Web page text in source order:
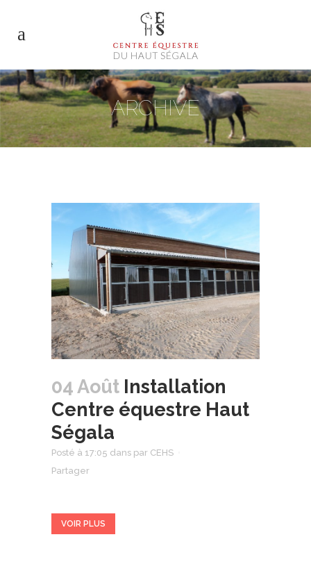
ARCHIVE
04 Août Installation
Centre équestre Haut
Ségala
Posté à 17:05 dans par CEHS
Partager
VOIR PLUS